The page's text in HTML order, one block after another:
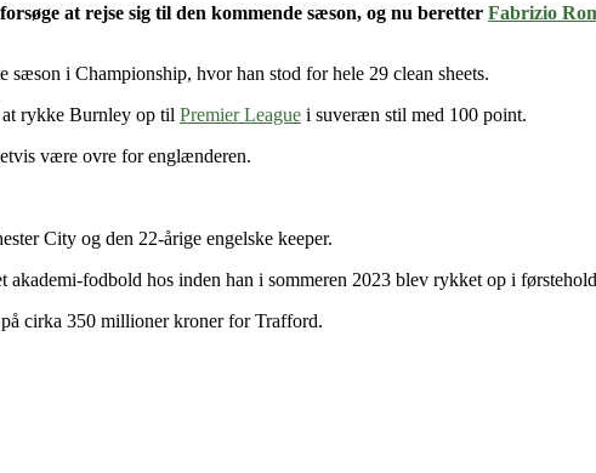
forsøge at rejse sig til den kommende sæson, og nu beretter Fabrizio
i Championship, hvor han stod for hele 29 clean sheets.
at rykke Burnley op til Premier League i suveræn stil med 100 point.
være ovre for englænderen.
City og den 22-årige engelske keeper.
fodbold hos inden han i sommeren 2023 blev rykket op i
cirka 350 millioner kroner for Trafford.